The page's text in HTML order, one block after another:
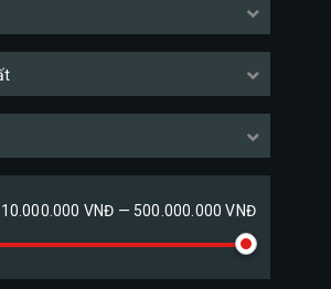
10.000.000 VNĐ — 500.000.000 VNĐ